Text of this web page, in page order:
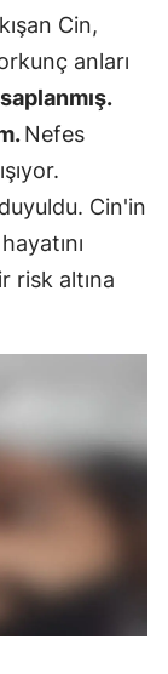
Cin,
anları
Nefes
Cin'in
risk altına